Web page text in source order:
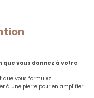
que vous donnez à votre
que vous formulez
à une pierre pour en amplifier